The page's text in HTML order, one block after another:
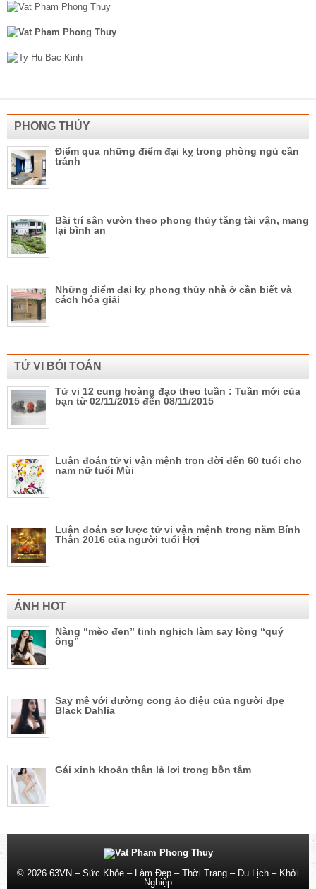
PHONG THỦY
Điểm qua những điểm đại kỵ trong phòng ngủ cần
tránh
Bài trí sân vườn theo phong thủy tăng tài vận, mang
lại bình an
Những điểm đại kỵ phong thủy nhà ở cần biết và
cách hóa giải
TỬ VI BÓI TOÁN
Tử vi 12 cung hoàng đạo theo tuần : Tuần mới của
bạn từ 02/11/2015 đến 08/11/2015
Luận đoán tử vi vận mệnh trọn đời đến 60 tuổi cho
nam nữ tuổi Mùi
Luận đoán sơ lược tử vi vận mệnh trong năm Bính
Thân 2016 của người tuổi Hợi
ẢNH HOT
Nàng “mèo đen” tinh nghịch làm say lòng “quý
ông”
Say mê với đường cong ảo diệu của người đpẹ
Black Dahlia
Gái xinh khoản thân lả lơi trong bồn tắm
© 2026 63VN – Sức Khỏe – Làm Đẹp – Thời Trang – Du Lịch – Khởi
Nghiệp